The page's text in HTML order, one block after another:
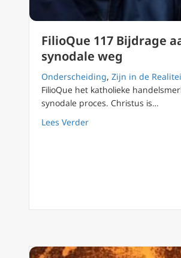
FilioQue 117 Bijdrage
synodale weg
Onderscheiding, Zijn in de
FilioQue het katholieke
synodale proces. Christus is…
Lees Verderabout FilioQue 117